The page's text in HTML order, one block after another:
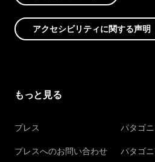
アクセシビリティに関する声明
もっと見る
プレス
プレスへのお問い合わせ
パタゴ
パタゴ